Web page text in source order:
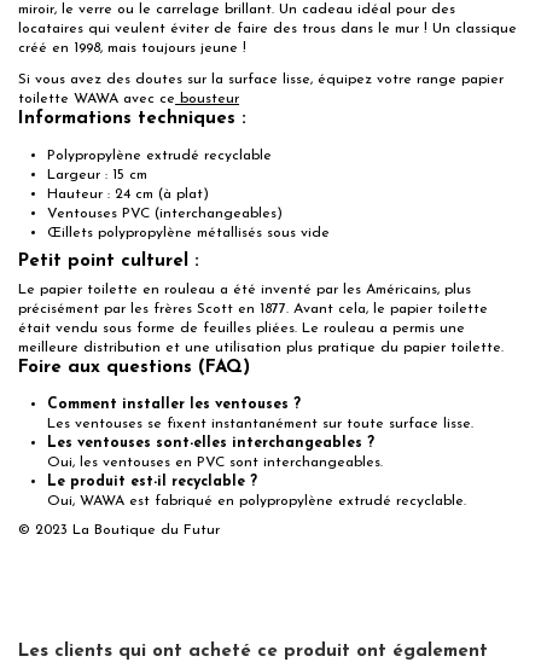
miroir, le verre ou le carrelage brillant. Un cadeau idéal pour des
locataires qui veulent éviter de faire des trous dans le mur ! Un classique
créé en 1998, mais toujours jeune !
Si vous avez des doutes sur la surface lisse, équipez votre range papier
toilette WAWA avec ce bousteur
Informations techniques :
Polypropylène extrudé recyclable
Largeur : 15 cm
Hauteur : 24 cm (à plat)
Ventouses PVC (interchangeables)
Œillets polypropylène métallisés sous vide
Petit point culturel :
Le papier toilette en rouleau a été inventé par les Américains, plus
précisément par les frères Scott en 1877. Avant cela, le papier toilette
était vendu sous forme de feuilles pliées. Le rouleau a permis une
meilleure distribution et une utilisation plus pratique du papier toilette.
Foire aux questions (FAQ)
Comment installer les ventouses ?
Les ventouses se fixent instantanément sur toute surface lisse.
Les ventouses sont-elles interchangeables ?
Oui, les ventouses en PVC sont interchangeables.
Le produit est-il recyclable ?
Oui, WAWA est fabriqué en polypropylène extrudé recyclable.
© 2023 La Boutique du Futur
Les clients qui ont acheté ce produit ont également